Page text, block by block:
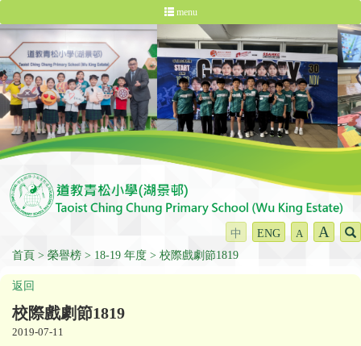
menu
中 ENG A A
首頁 榮譽榜 18-19 年度 校際戲劇節1819
返回
校際戲劇節1819
2019-07-11